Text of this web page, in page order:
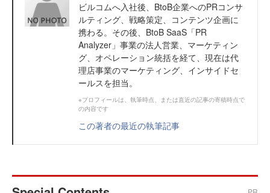
ビルコムへ入社後、BtoB企業へのPRコンサ
ルティング、戦略策定、コンテンツ企画に
携わる。その後、BtoB SaaS「PR
Analyzer」事業の法人営業、マーケティン
グ、オペレーション統括を経て、現在は代
理店事業のマーケティング、インサイドセ
ールスを担当。
※プロフィールは、執筆時点、または直近の記事の寄稿時点で
の内容です
この著者の最近の執筆記事